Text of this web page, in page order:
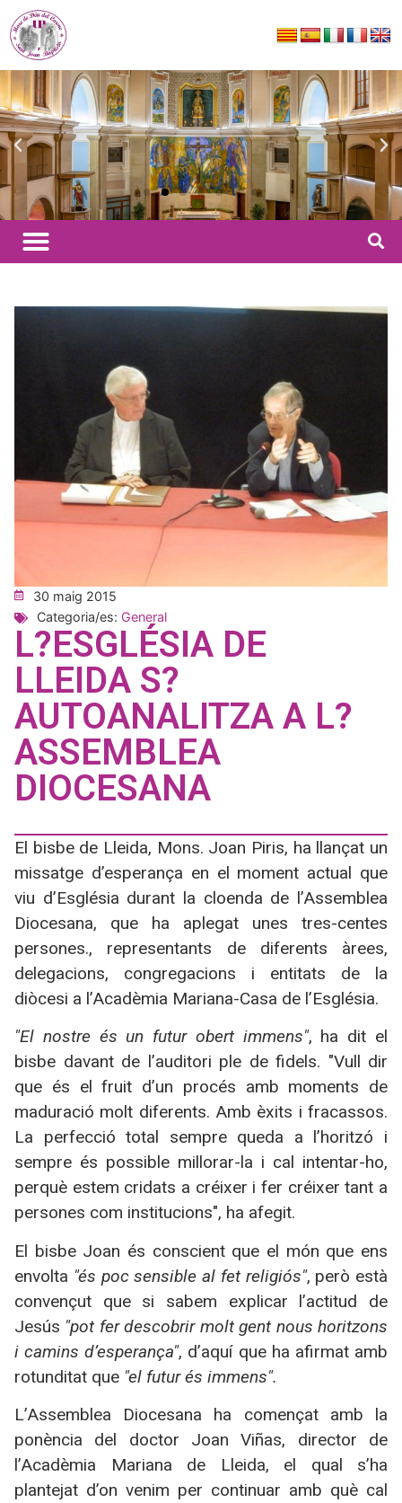
30 maig 2015
Categoria/es: General
L?ESGLÉSIA DE
LLEIDA S?
AUTOANALITZA A L?
ASSEMBLEA
DIOCESANA
El bisbe de Lleida, Mons. Joan Piris, ha llançat un
missatge d’esperança en el moment actual que
viu d’Església durant la cloenda de l’Assemblea
Diocesana, que ha aplegat unes tres-centes
persones., representants de diferents àrees,
delegacions, congregacions i entitats de la
diòcesi a l’Acadèmia Mariana-Casa de l’Església.
"El nostre és un futur obert immens", ha dit el
bisbe davant de l’auditori ple de fidels. "Vull dir
que és el fruit d’un procés amb moments de
maduració molt diferents. Amb èxits i fracassos.
La perfecció total sempre queda a l’horitzó i
sempre és possible millorar-la i cal intentar-ho,
perquè estem cridats a créixer i fer créixer tant a
persones com institucions", ha afegit.
El bisbe Joan és conscient que el món que ens
envolta "és poc sensible al fet religiós", però està
convençut que si sabem explicar l’actitud de
Jesús "pot fer descobrir molt gent nous horitzons
i camins d’esperança", d’aquí que ha afirmat amb
rotunditat que "el futur és immens".
L’Assemblea Diocesana ha començat amb la
ponència del doctor Joan Viñas, director de
l’Acadèmia Mariana de Lleida, el qual s’ha
plantejat d’on venim per continuar amb què cal